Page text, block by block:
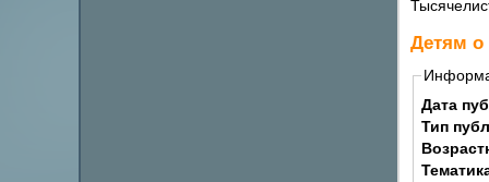
Детям о
Дата
Тип